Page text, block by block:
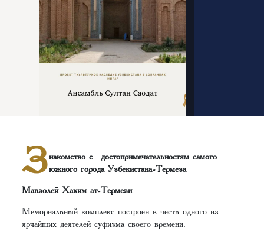
З накомство с достопримечательностям самого
южного города Узбекистана-Термеза
Мавзолей Хаким ат-Термези
Мемориальный комплекс построен в честь одного из
ярчайших деятелей суфизма своего времени.